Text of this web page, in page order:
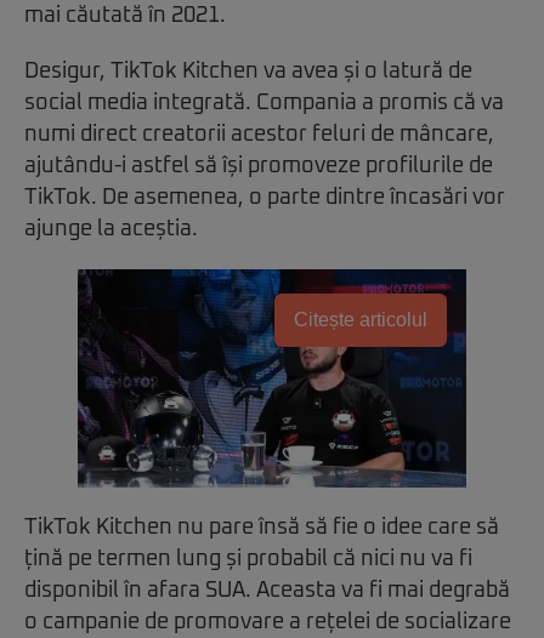
mai căutată în 2021.
Desigur, TikTok Kitchen va avea și o latură de
social media integrată. Compania a promis că va
numi direct creatorii acestor feluri de mâncare,
ajutându-i astfel să își promoveze profilurile de
TikTok. De asemenea, o parte dintre încasări vor
ajunge la aceștia.
Citește articolul
TikTok Kitchen nu pare însă să fie o idee care să
țină pe termen lung și probabil că nici nu va fi
disponibil în afara SUA. Aceasta va fi mai degrabă
o campanie de promovare a rețelei de socializare